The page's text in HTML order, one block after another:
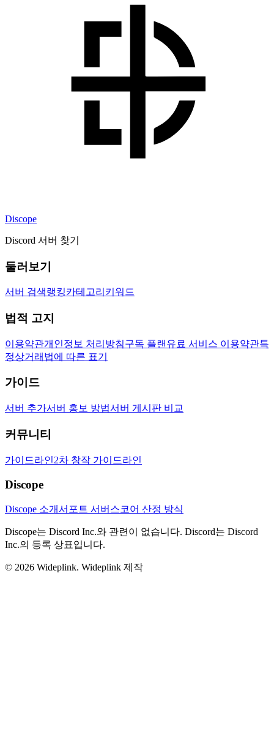
Discope
Discord 서버 찾기
둘러보기
서버 검색랭킹카테고리 키워드
법적 고지
이용약관개인정보 처리방침구독 플랜 유료 서비스 이용약관특
정상거래법에 따른 표기
가이드
서버 추가서버 홍보 방법서버 게시판 비교
커뮤니티
가이드라인2차 창작 가이드라인
Discope
Discope 소개서포트 서버 스코어 산정 방식
Discope는 Discord Inc.와 관련이 없습니다. Discord는 Discord
Inc.의 등록 상표입니다.
© 2026 Wideplink. Wideplink 제작